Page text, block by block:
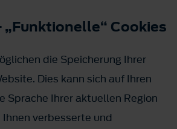
„Funktionelle“ Cookies
die Speicherung Ihrer
Dies kann sich auf Ihren
Sprache Ihrer aktuellen Region
verbesserte und